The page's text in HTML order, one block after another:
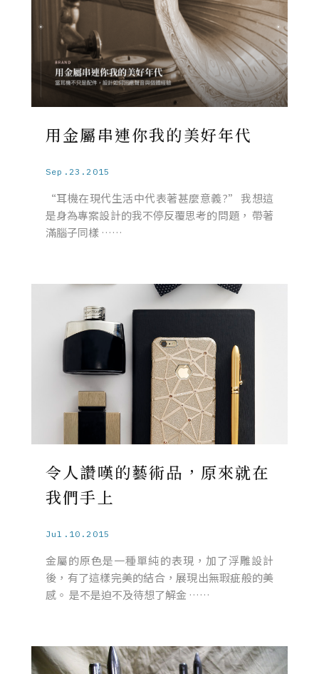
用金屬串連你我的美好年代
Sep.23.2015
“耳機在現代生活中代表著甚麼意義?” 我想這
是身為專案設計的我不停反覆思考的問題， 帶著
滿腦子同樣 ……
令人讚嘆的藝術品，原來就在
我們手上
Jul.10.2015
金屬的原色是一種單純的表現，加了浮雕設計
後，有了這樣完美的結合，展現出無瑕疵般的美
感。 是不是迫不及待想了解金 ……